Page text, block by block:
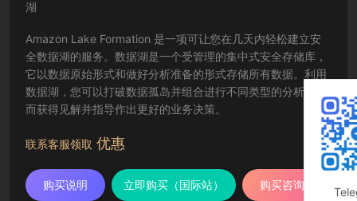
湖
Amazon Lake Formation 是一项可让您在几天内轻松建立安
全数据湖的服务。数据湖是一个受管理的集中式安全存储库，
它以数据原始形式和做好分析准备的形式存储所有数据。利用
数据湖，您可以打破数据孤岛并组合进行不同类型的分析，从
而获得见解并指导作出更好的业务决策。
联系客服领取 优惠
购买说明 立即购买（国际站） 购买咨询